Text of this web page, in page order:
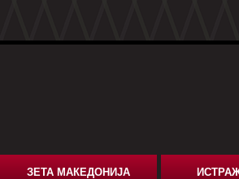
ЗЕТА МАКЕДОНИЈА